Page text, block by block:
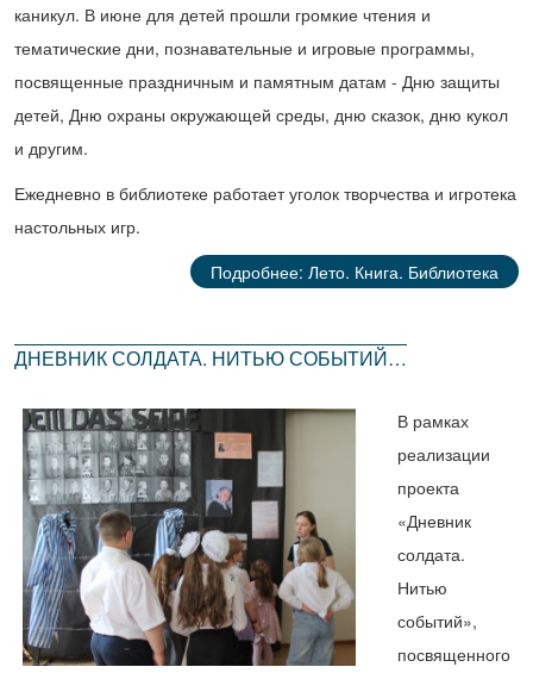
каникул. В июне для детей прошли громкие чтения и
тематические дни, познавательные и игровые программы,
посвященные праздничным и памятным датам - Дню защиты
детей, Дню охраны окружающей среды, дню сказок, дню кукол
и другим.
Ежедневно в библиотеке работает уголок творчества и игротека
настольных игр.
Подробнее: Лето. Книга. Библиотека
ДНЕВНИК СОЛДАТА. НИТЬЮ СОБЫТИЙ…
В рамках
реализации
проекта
«Дневник
солдата.
Нитью
событий»,
посвященного